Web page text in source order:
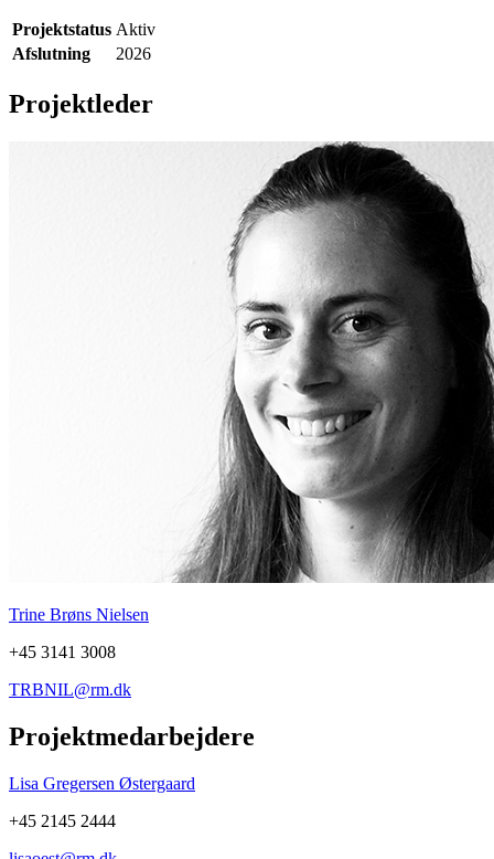
Projektstatus Aktiv
Afslutning
2026
Projektleder
Trine Brøns Nielsen
+45 3141 3008
TRBNIL@rm.dk
Projektmedarbejdere
Lisa Gregersen Østergaard
+45 2145 2444